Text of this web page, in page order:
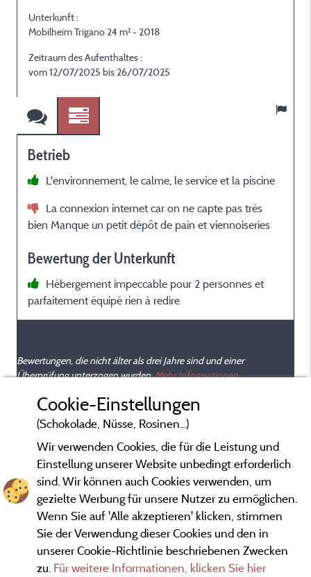
Unterkunft :
Mobilheim Trigano 24 m² - 2018
Zeitraum des Aufenthaltes :
vom 12/07/2025 bis 26/07/2025
Betrieb
L'environnement, le calme, le service et la piscine
La connexion internet car on ne capte pas très
bien Manque un petit dépôt de pain et viennoiseries
Bewertung der Unterkunft
Hébergement impeccable pour 2 personnes et
parfaitement équipé rien à redire
Bewertungen, die nicht älter als drei Jahre sind und einer
Überprüfung unterzogen wurden.Mehr Informationen
Cookie-Einstellungen
(Schokolade, Nüsse, Rosinen...)
Wir verwenden Cookies, die für die Leistung und
Einstellung unserer Website unbedingt erforderlich
sind. Wir können auch Cookies verwenden, um
gezielte Werbung für unsere Nutzer zu ermöglichen.
Wenn Sie auf 'Alle akzeptieren' klicken, stimmen
Sie der Verwendung dieser Cookies und den in
unserer Cookie-Richtlinie beschriebenen Zwecken
zu. Für weitere Informationen, klicken Sie hier